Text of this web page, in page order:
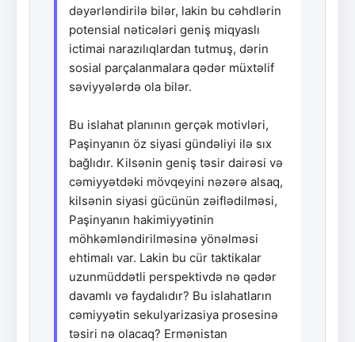
dəyərləndirilə bilər, lakin bu cəhdlərin
potensial nəticələri geniş miqyaslı
ictimai narazılıqlardan tutmuş, dərin
sosial parçalanmalara qədər müxtəlif
səviyyələrdə ola bilər.
Bu islahat planının gerçək motivləri,
Paşinyanın öz siyasi gündəliyi ilə sıx
bağlıdır. Kilsənin geniş təsir dairəsi və
cəmiyyətdəki mövqeyini nəzərə alsaq,
kilsənin siyasi gücünün zəiflədilməsi,
Paşinyanın hakimiyyətinin
möhkəmləndirilməsinə yönəlməsi
ehtimalı var. Lakin bu cür taktikalar
uzunmüddətli perspektivdə nə qədər
davamlı və faydalıdır? Bu islahatların
cəmiyyətin sekulyarizasiya prosesinə
təsiri nə olacaq? Ermənistan